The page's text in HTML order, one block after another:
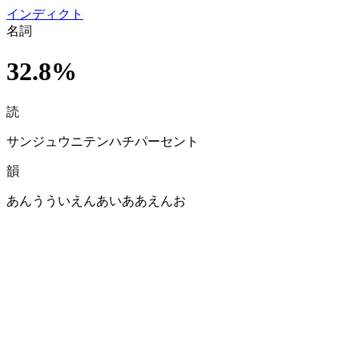
インディクト
名詞
32.8%
読
サンジュウニテンハチパーセント
韻
あんうういえんあいああえんお